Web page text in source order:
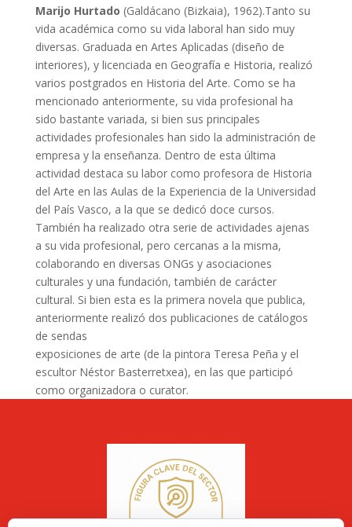
Marijo Hurtado (Galdácano (Bizkaia), 1962).Tanto su
vida académica como su vida laboral han sido muy
diversas. Graduada en Artes Aplicadas (diseño de
interiores), y licenciada en Geografía e Historia, realizó
varios postgrados en Historia del Arte. Como se ha
mencionado anteriormente, su vida profesional ha
sido bastante variada, si bien sus principales
actividades profesionales han sido la administración de
empresa y la enseñanza. Dentro de esta última
actividad destaca su labor como profesora de Historia
del Arte en las Aulas de la Experiencia de la Universidad
del País Vasco, a la que se dedicó doce cursos.
También ha realizado otra serie de actividades ajenas
a su vida profesional, pero cercanas a la misma,
colaborando en diversas ONGs y asociaciones
culturales y una fundación, también de carácter
cultural. Si bien esta es la primera novela que publica,
anteriormente realizó dos publicaciones de catálogos
de sendas
exposiciones de arte (de la pintora Teresa Peña y el
escultor Néstor Basterretxea), en las que participó
como organizadora o curator.